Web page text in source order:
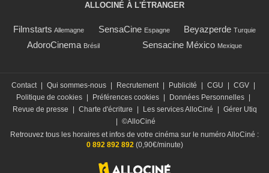
ALLOCINÉ À L'ÉTRANGER
Filmstarts Allemagne SensaCine Espagne Beyazperde Turquie
AdoroCinema Brésil Sensacine México Mexique
Contact Qui sommes-nous Recrutement Publicité CGU CGV
Politique de cookies
Préférences cookies Données Personnelles
Revue de presse
Charte d'écriture Les services AlloCiné
Gérer Utiq
©AlloCiné
Retrouvez tous les horaires et infos de votre cinéma sur le numéro AlloCiné :
0 892 892 892(0,90€/minute)